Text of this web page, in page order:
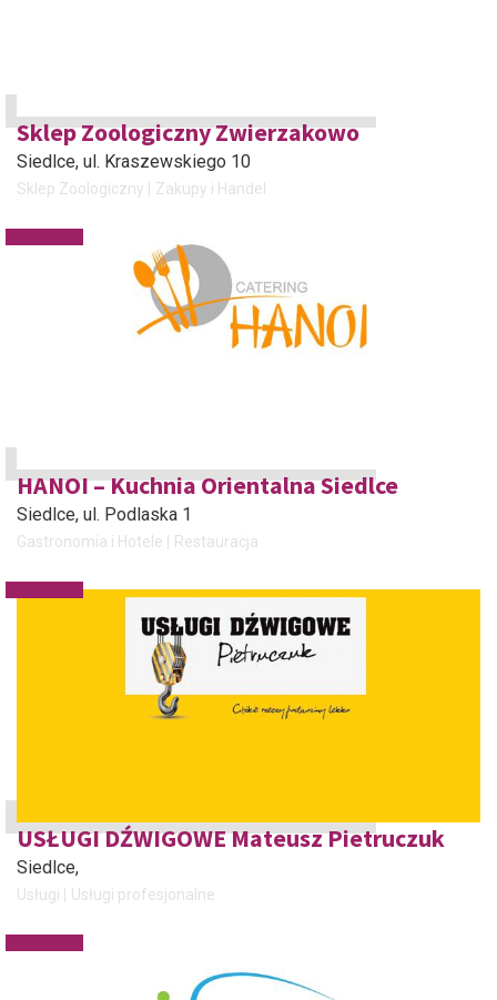
Sklep Zoologiczny Zwierzakowo
Siedlce, ul. Kraszewskiego 10
Sklep Zoologiczny Zakupy i Handel
HANOI – Kuchnia Orientalna Siedlce
Siedlce, ul. Podlaska 1
Gastronomia i Hotele Restauracja
USŁUGI DŹWIGOWE Mateusz Pietruczuk
Siedlce,
Usługi Usługi profesjonalne